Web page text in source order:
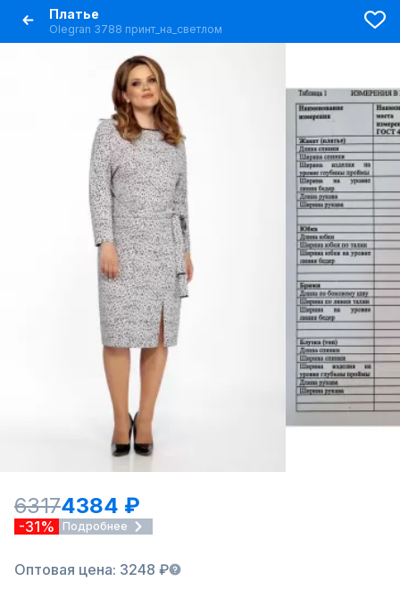
Платье
Olegran 3788 принт_на_светлом
63174384 ₽
-31% Подробнее
Оптовая цена: 3248 ₽